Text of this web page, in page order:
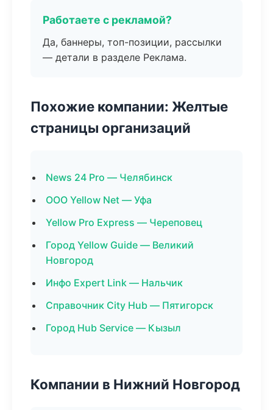
Работаете с рекламой?
Да, баннеры, топ-позиции, рассылки
— детали в разделе Реклама.
Похожие компании: Желтые
страницы организаций
News 24 Pro — Челябинск
ООО Yellow Net — Уфа
Yellow Pro Express — Череповец
Город Yellow Guide — Великий
Новгород
Инфо Expert Link — Нальчик
Справочник City Hub — Пятигорск
Город Hub Service — Кызыл
Компании в Нижний Новгород